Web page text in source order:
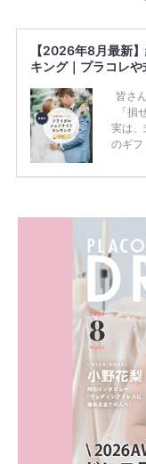
【2026年8月最新
キング｜プラコレ
皆さ
「損
実は、
のギフ
ため
内容
一番お
解決